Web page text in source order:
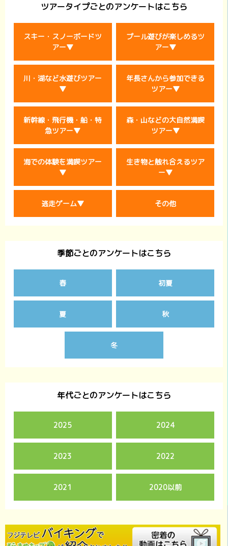
ツアータイプごとのアンケートはこちら
スキー・スノーボードツ
アー▼
プール遊びが楽しめるツ
アー▼
川・湖など水遊びツアー
▼
年長さんから参加できる
ツアー▼
新幹線・飛行機・船・特
急ツアー▼
森・山などの大自然満喫
ツアー▼
海での体験を満喫ツアー
▼
生き物と触れ合えるツア
ー▼
逃走ゲーム▼ その他
季節ごとのアンケートはこちら
春 初夏
夏 秋
冬
年代ごとのアンケートはこちら
2025 2024
2023 2022
2021 2020以前